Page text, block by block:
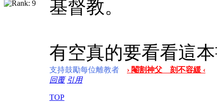
基督教。
有空真的要看看這
支持鼓勵每位離教者
› 閹割神父 刻不容緩 ‹
回覆 引用
TOP